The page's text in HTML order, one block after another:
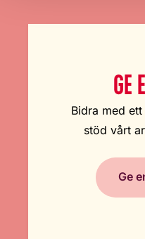
GE
Bidra med
stöd vårt
Ge